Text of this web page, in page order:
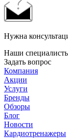
Нужна
Наши
Задать вопрос
Компания
Акции
Услуги
Бренды
Обзоры
Блог
Новости
Кардиотренажеры